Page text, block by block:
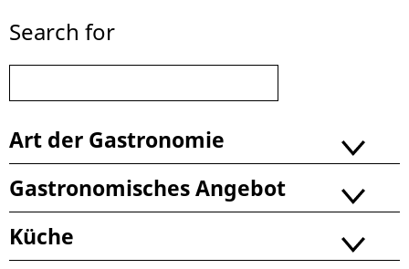
Search for
Art der Gastronomie
Gastronomisches Angebot
Küche